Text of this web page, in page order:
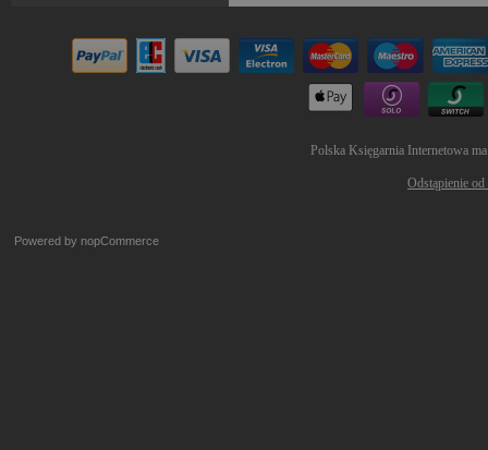
Polska Księgarnia Internetowa
Odstąpienie
Powered by nopCommerce